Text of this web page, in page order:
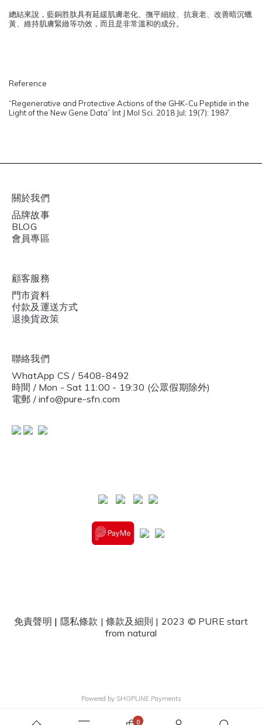
總結來說，藍銅胜肽具有延緩肌膚老化、撫平細紋、抗衰老、改善暗沉蠟
黃、維持肌膚緊緻等功效，而且是非常溫和的成分。
Reference
“Regenerative and Protective Actions of the GHK-Cu Peptide in the
Light of the New Gene Data” Int J Mol Sci. 2018 Jul; 19(7): 1987.
關於我們
品牌故事
BLOG
會員專區
顧客服務
門市資料
付款及運送方式
退換貨政策
聯絡我們
WhatApp CS / 5408-8492
時間 / Mon - Sat 11:00 - 19:30 (公眾假期除外)
電郵 / info@pure-sfn.com
免責聲明 | 隱私條款 | 條款及細則 | 2023 © PURE start
from natural
Powered by SHOPLINE Payments